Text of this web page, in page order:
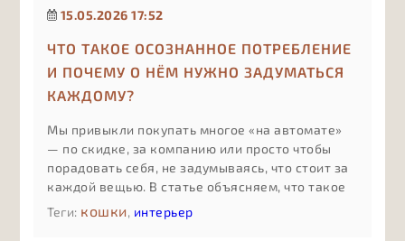
15.05.2026 17:52
ЧТО ТАКОЕ ОСОЗНАННОЕ ПОТРЕБЛЕНИЕ
И ПОЧЕМУ О НЁМ НУЖНО ЗАДУМАТЬСЯ
КАЖДОМУ?
Мы привыкли покупать многое «на автомате»
— по скидке, за компанию или просто чтобы
порадовать себя, не задумываясь, что стоит за
каждой вещью. В статье объясняем, что такое
осознанное потребление без сложных
терминов: как оно помогает экономить деньги,
Теги: кошки, интерьер